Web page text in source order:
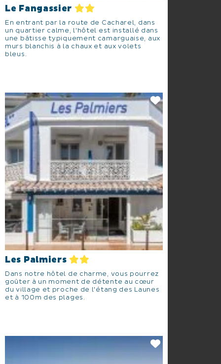
Le Fangassier
En entrant par la route de Cacharel, dans
un quartier calme, l'hôtel est installé dans
une bâtisse typiquement camarguaise, aux
murs blanchis à la chaux et aux volets
bleus.
Les Palmiers
Dans notre hôtel de charme, vous pourrez
goûter à un moment de détente au cœur
du village et proche de l'étang des Launes
et à 100m des plages.